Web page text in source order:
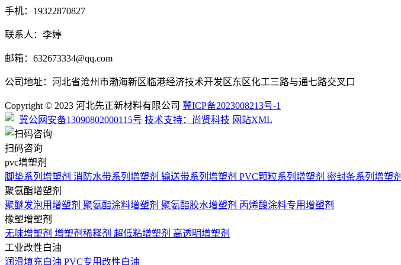
手机： 19322870827
联系人：李婷
邮箱：632673334@qq.com
公司地址：河北省沧州市渤海新区临港经济技术开发区东区化工三路与通七路交叉口
Copyright © 2023 河北先正新材料有限公司 冀ICP备2023008213号-1
冀公网安备13090802000115号 技术支持：尚贤科技 网站XML
扫码咨询
pvc增塑剂
脚垫系列增塑剂 消防水带系列增塑剂 输送带系列增塑剂 PVC颗粒系列增塑剂 密封条系列增塑剂
聚氨酯增塑剂
聚醚发泡用增塑剂 聚氨酯涂料增塑剂 聚氨酯胶水增塑剂 丙烯酸涂料专用增塑剂
橡塑增塑剂
无味增塑剂 增塑剂稀释剂 超低粘增塑剂 高透明增塑剂
工业改性白油
润滑填充白油 PVC专用改性白油